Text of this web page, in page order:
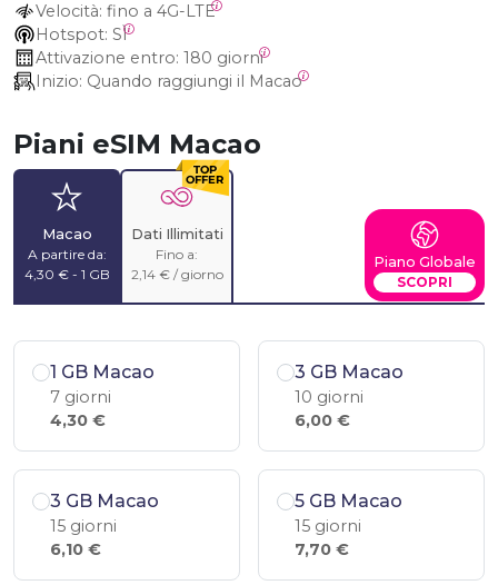
Velocità: fino a 4G-LTE
Hotspot: SÌ
Attivazione entro: 180 giorni
Inizio: Quando raggiungi il Macao
Piani eSIM Macao
Macao
A partire da:
4,30 € - 1 GB
Dati Illimitati
Fino a:
2,14 € / giorno
Piano Globale
SCOPRI
1 GB Macao
7 giorni
4,30 €
3 GB Macao
10 giorni
6,00 €
3 GB Macao
15 giorni
6,10 €
5 GB Macao
15 giorni
7,70 €